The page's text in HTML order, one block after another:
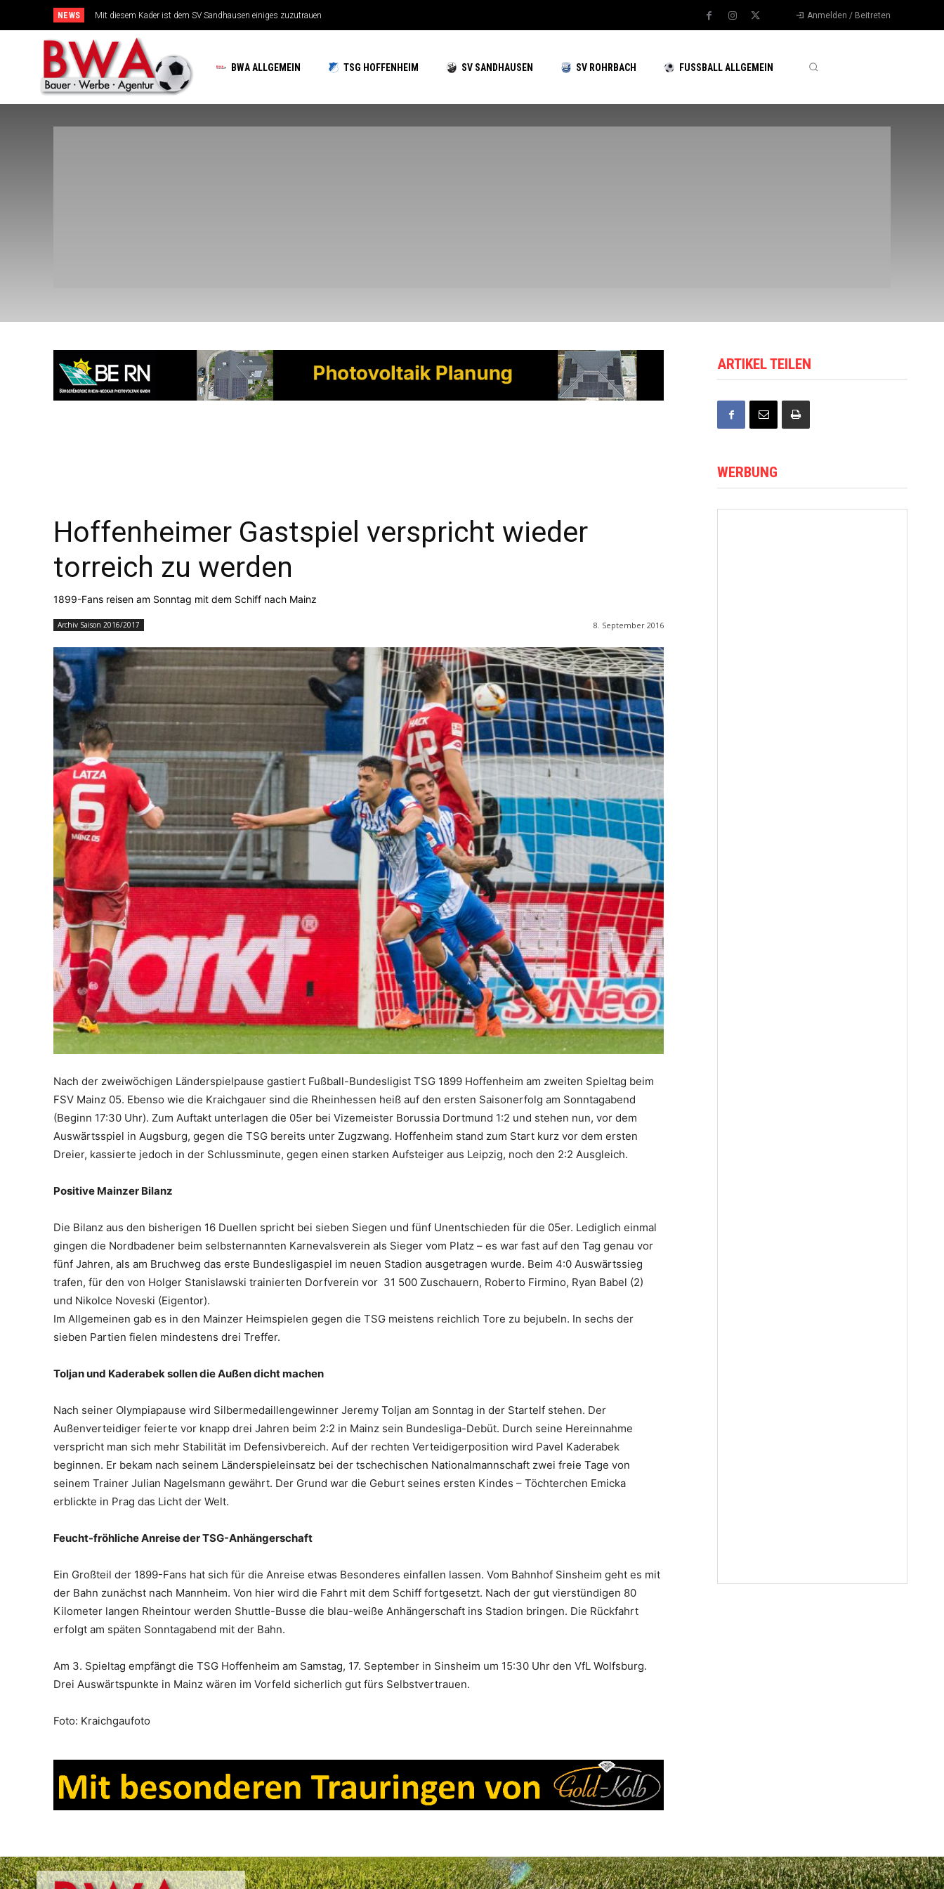
NEWS Mit diesem Kader ist dem SV Sandhausen einiges zuzutrauen
TSG-Erfolgsarchitekten sehen sich für den Tanz auf drei Hochzeiten gut aufgestellt Anmelden / Beitreten
BWA ALLGEMEIN TSG HOFFENHEIM SV SANDHAUSEN SV ROHRBACH FUSSBALL ALLGEMEIN
Hoffenheimer Gastspiel verspricht wieder
torreich zu werden
1899-Fans reisen am Sonntag mit dem Schiff nach Mainz
Archiv Saison 2016/2017 8. September 2016
Nach der zweiwöchigen Länderspielpause gastiert Fußball-Bundesligist TSG 1899 Hoffenheim am zweiten Spieltag beim
FSV Mainz 05. Ebenso wie die Kraichgauer sind die Rheinhessen heiß auf den ersten Saisonerfolg am Sonntagabend
(Beginn 17:30 Uhr). Zum Auftakt unterlagen die 05er bei Vizemeister Borussia Dortmund 1:2 und stehen nun, vor dem
Auswärtsspiel in Augsburg, gegen die TSG bereits unter Zugzwang. Hoffenheim stand zum Start kurz vor dem ersten
Dreier, kassierte jedoch in der Schlussminute, gegen einen starken Aufsteiger aus Leipzig, noch den 2:2 Ausgleich.
Positive Mainzer Bilanz
Die Bilanz aus den bisherigen 16 Duellen spricht bei sieben Siegen und fünf Unentschieden für die 05er. Lediglich einmal
gingen die Nordbadener beim selbsternannten Karnevalsverein als Sieger vom Platz – es war fast auf den Tag genau vor
fünf Jahren, als am Bruchweg das erste Bundesligaspiel im neuen Stadion ausgetragen wurde. Beim 4:0 Auswärtssieg
trafen, für den von Holger Stanislawski trainierten Dorfverein vor 31 500 Zuschauern, Roberto Firmino, Ryan Babel (2)
und Nikolce Noveski (Eigentor).
Im Allgemeinen gab es in den Mainzer Heimspielen gegen die TSG meistens reichlich Tore zu bejubeln. In sechs der
sieben Partien fielen mindestens drei Treffer.
Toljan und Kaderabek sollen die Außen dicht machen
Nach seiner Olympiapause wird Silbermedaillengewinner Jeremy Toljan am Sonntag in der Startelf stehen. Der
Außenverteidiger feierte vor knapp drei Jahren beim 2:2 in Mainz sein Bundesliga-Debüt. Durch seine Hereinnahme
verspricht man sich mehr Stabilität im Defensivbereich. Auf der rechten Verteidigerposition wird Pavel Kaderabek
beginnen. Er bekam nach seinem Länderspieleinsatz bei der tschechischen Nationalmannschaft zwei freie Tage von
seinem Trainer Julian Nagelsmann gewährt. Der Grund war die Geburt seines ersten Kindes – Töchterchen Emicka
erblickte in Prag das Licht der Welt.
Feucht-fröhliche Anreise der TSG-Anhängerschaft
Ein Großteil der 1899-Fans hat sich für die Anreise etwas Besonderes einfallen lassen. Vom Bahnhof Sinsheim geht es mit
der Bahn zunächst nach Mannheim. Von hier wird die Fahrt mit dem Schiff fortgesetzt. Nach der gut vierstündigen 80
Kilometer langen Rheintour werden Shuttle-Busse die blau-weiße Anhängerschaft ins Stadion bringen. Die Rückfahrt
erfolgt am späten Sonntagabend mit der Bahn.
Am 3. Spieltag empfängt die TSG Hoffenheim am Samstag, 17. September in Sinsheim um 15:30 Uhr den VfL Wolfsburg.
Drei Auswärtspunkte in Mainz wären im Vorfeld sicherlich gut fürs Selbstvertrauen.
Foto: Kraichgaufoto
ARTIKEL TEILEN
WERBUNG